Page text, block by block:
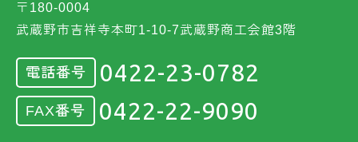
〒180-0004
武蔵野市吉祥寺本町1-10-7武蔵野商工会館3階
電話番号 0422-23-0782
FAX番号 0422-22-9090